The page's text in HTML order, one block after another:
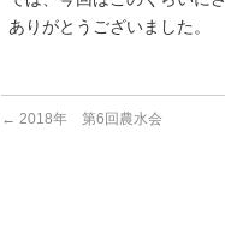
ありがとうございました。
← 2018年 第6回農水会